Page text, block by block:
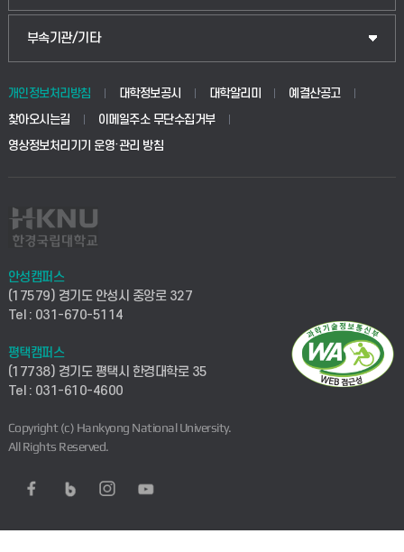
부속기관/기타
개인정보처리방침 대학정보공시 대학알리미
예결산공고
찾아오시는길
이메일주소 무단수집거부
영상정보처리기기 운영·관리 방침
안성캠퍼스
(17579) 경기도 안성시 중앙로 327
Tel : 031-670-5114
평택캠퍼스
(17738) 경기도 평택시 한경대학로 35
Tel : 031-610-4600
Copyright (c) Hankyong National University.
All Rights Reserved.